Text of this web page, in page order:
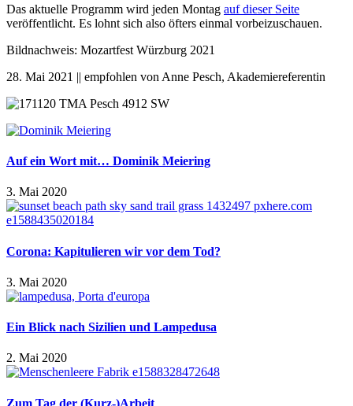
Das aktuelle Programm wird jeden Montag auf dieser Seite
veröffentlicht. Es lohnt sich also öfters einmal vorbeizuschauen.
Bildnachweis: Mozartfest Würzburg 2021
28. Mai 2021 || empfohlen von Anne Pesch, Akademiereferentin
Auf ein Wort mit… Dominik Meiering
3. Mai 2020
Corona: Kapitulieren wir vor dem Tod?
3. Mai 2020
Ein Blick nach Sizilien und Lampedusa
2. Mai 2020
Zum Tag der (Kurz-)Arbeit